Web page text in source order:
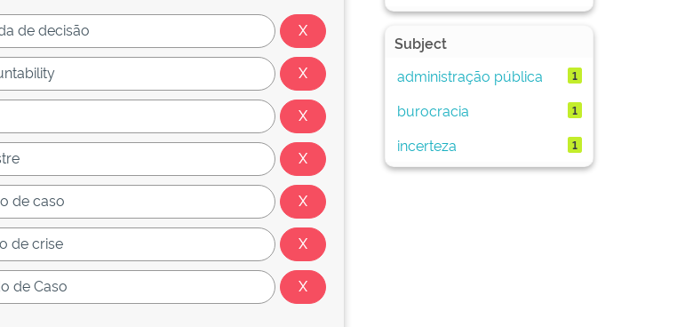
Subject
administração pública
1
burocracia 1
incerteza 1